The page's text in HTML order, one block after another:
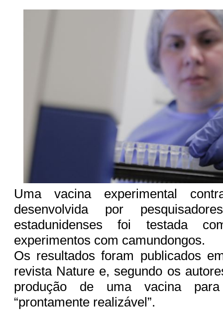
Uma vacina experimental
desenvolvida por
estadunidenses foi testada
experimentos com camundongos.
Os resultados foram publicados
revista Nature e, segundo os
produção de uma vacina
“prontamente realizável”.